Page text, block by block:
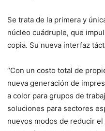
Se trata de la primera y
núcleo cuádruple, que
copia. Su nueva interfaz
“Con un costo total de
nueva generación de
a color para grupos de
soluciones para sectores
nuevos modos de reducir